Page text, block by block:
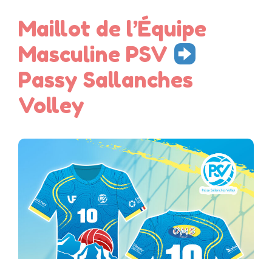
Maillot de l’Équipe
Masculine PSV
Passy Sallanches
Volley